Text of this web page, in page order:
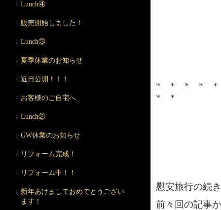
* * * *
* *
慰安旅行の続
前々回の記事
Lunch④
販売開始しました！
Lunch③
夏季休業のお知らせ
近日公開！！！
お客様のご自宅へ
Lunch②
GW休業のお知らせ
リフォーム完成！
リフォーム中！！
新年あけましておめでとうござい
ます！